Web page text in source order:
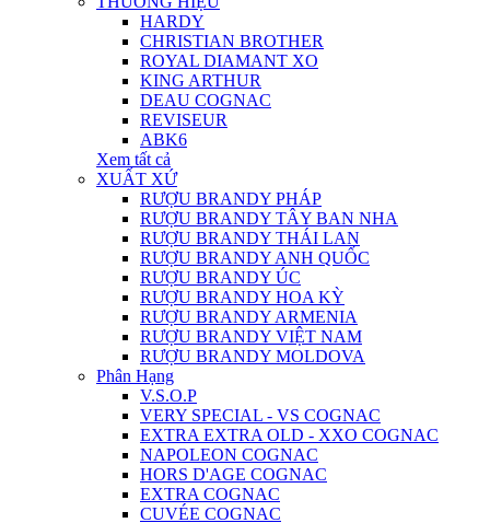
HARDY
CHRISTIAN BROTHER
ROYAL DIAMANT XO
KING ARTHUR
DEAU COGNAC
REVISEUR
ABK6
Xem tất cả
XUẤT XỨ
RƯỢU BRANDY PHÁP
RƯỢU BRANDY TÂY BAN NHA
RƯỢU BRANDY THÁI LAN
RƯỢU BRANDY ANH QUỐC
RƯỢU BRANDY ÚC
RƯỢU BRANDY HOA KỲ
RƯỢU BRANDY ARMENIA
RƯỢU BRANDY VIỆT NAM
RƯỢU BRANDY MOLDOVA
Phân Hạng
V.S.O.P
VERY SPECIAL - VS COGNAC
EXTRA EXTRA OLD - XXO COGNAC
NAPOLEON COGNAC
HORS D'AGE COGNAC
EXTRA COGNAC
CUVÉE COGNAC